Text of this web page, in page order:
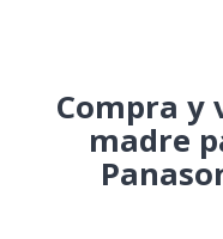
Compra y
madre